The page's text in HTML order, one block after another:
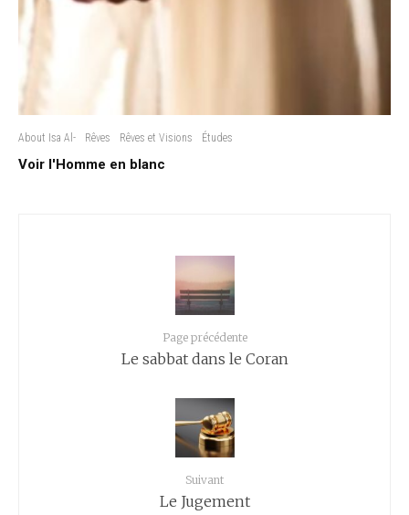
About Isa Al- Rêves Rêves et Visions Études
Voir l'Homme en blanc
Page précédente
Le sabbat dans le Coran
Suivant
Le Jugement